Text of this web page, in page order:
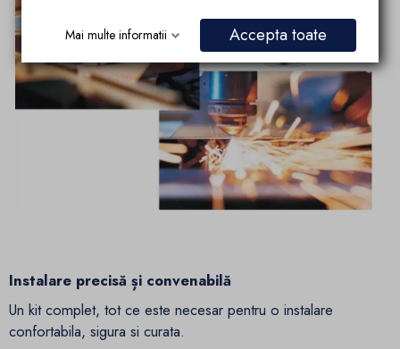
Instalare precisă și convenabilă
Un kit complet, tot ce este necesar pentru o instalare
confortabila, sigura si curata.
Mai multe informatii Accepta toate